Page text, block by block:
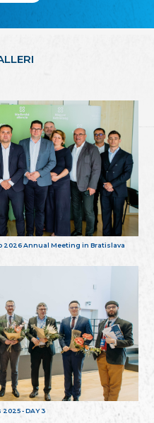
2026 Annual Meeting in Bratislava
- DAY 3